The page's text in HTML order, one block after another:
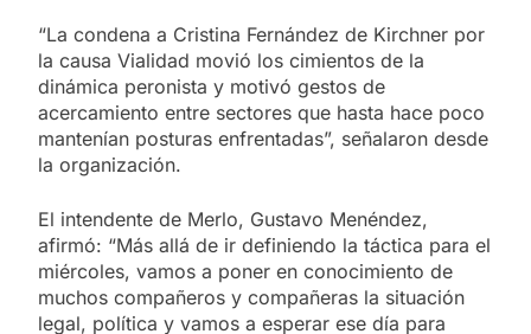
“La condena a Cristina Fernández de Kirchner por
la causa Vialidad movió los cimientos de la
dinámica peronista y motivó gestos de
acercamiento entre sectores que hasta hace poco
mantenían posturas enfrentadas”, señalaron desde
la organización.
El intendente de Merlo, Gustavo Menéndez,
afirmó: “Más allá de ir definiendo la táctica para el
miércoles, vamos a poner en conocimiento de
muchos compañeros y compañeras la situación
legal, política y vamos a esperar ese día para